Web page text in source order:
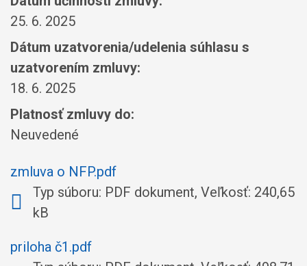
25. 6. 2025
Dátum uzatvorenia/udelenia súhlasu s
uzatvorením zmluvy:
18. 6. 2025
Platnosť zmluvy do:
Neuvedené
zmluva o NFP.pdf
Typ súboru: PDF dokument, Veľkosť: 240,65
kB
priloha č1.pdf